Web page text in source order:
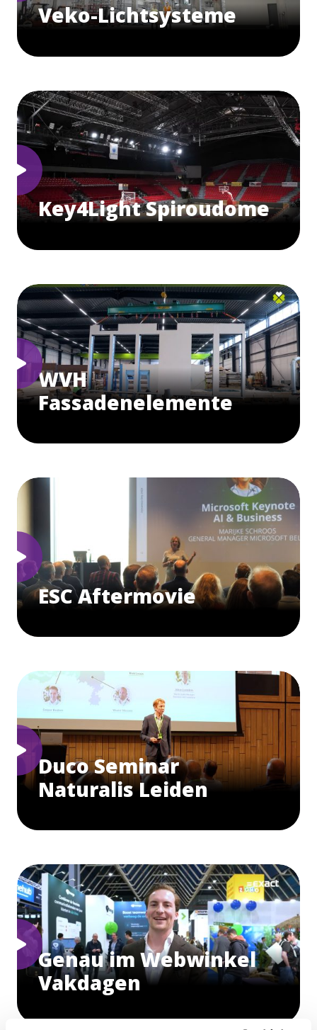
Veko-Lichtsysteme
Key4Light Spiroudome
WVH
Fassadenelemente
ESC Aftermovie
Duco Seminar
Naturalis Leiden
Genau im Webwinkel
Vakdagen